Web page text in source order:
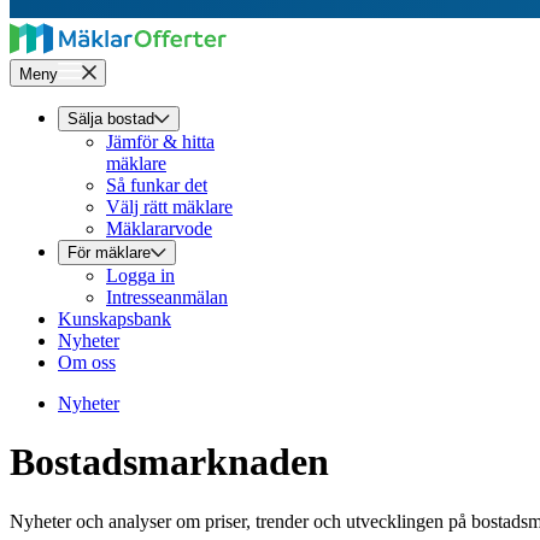
Meny
Sälja bostad
Jämför & hitta
mäklare
Så funkar det
Välj rätt mäklare
Mäklararvode
För mäklare
Logga in
Intresseanmälan
Kunskapsbank
Nyheter
Om oss
Nyheter
Bostadsmarknaden
Nyheter och analyser om priser, trender och utvecklingen på